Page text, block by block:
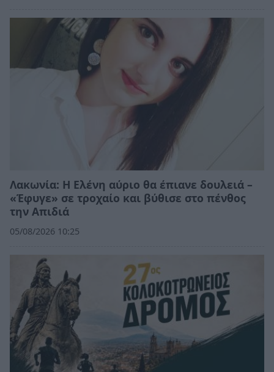
Λακωνία: Η Ελένη αύριο θα έπιανε δουλειά –
«Έφυγε» σε τροχαίο και βύθισε στο πένθος
την Απιδιά
05/08/2026 10:25